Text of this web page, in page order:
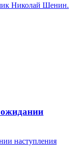
Николай Шенин.